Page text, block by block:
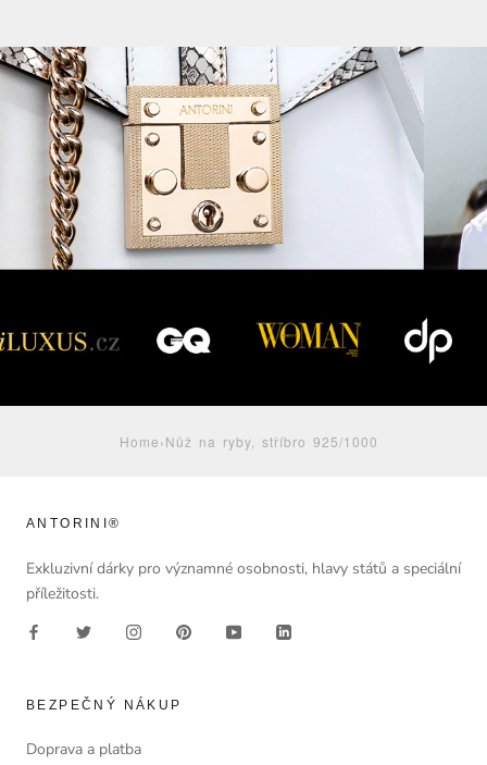
Home›Nůž na ryby, stříbro 925/1000
ANTORINI®
Exkluzivní dárky pro významné osobnosti, hlavy států a speciální
příležitosti.
BEZPEČNÝ NÁKUP
Doprava a platba